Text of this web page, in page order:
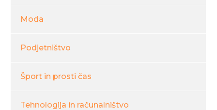
Moda
Podjetništvo
Šport in prosti čas
Tehnologija in računalništvo